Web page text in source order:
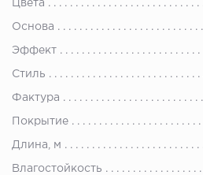
Цвета
Основа
Эффект
Стиль
Фактура
Покрытие
Длина, м
Влагостойкость